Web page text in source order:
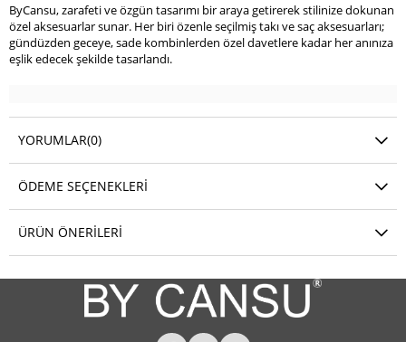
ByCansu, zarafeti ve özgün tasarımı bir araya getirerek stilinize dokunan
özel aksesuarlar sunar. Her biri özenle seçilmiş takı ve saç aksesuarları;
gündüzden geceye, sade kombinlerden özel davetlere kadar her anınıza
eşlik edecek şekilde tasarlandı.
YORUMLAR(0)
ÖDEME SEÇENEKLERI
ÜRÜN ÖNERILERI